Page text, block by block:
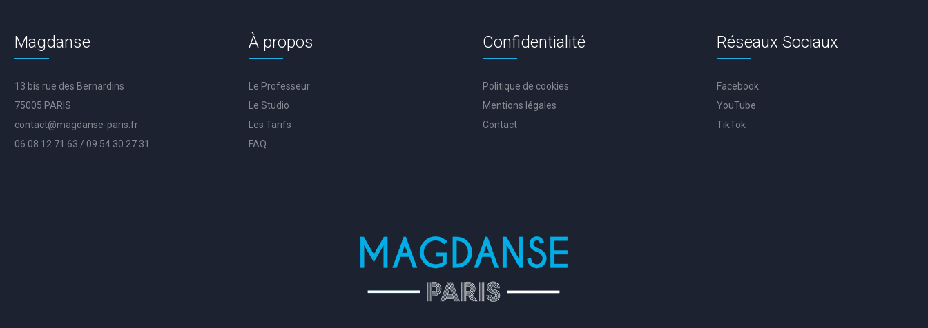
Magdanse
13 bis rue des Bernardins
75005 PARIS
contact@magdanse-paris.fr
06 08 12 71 63 / 09 54 30 27 31
À propos
Le Professeur
Le Studio
Les Tarifs
FAQ
Confidentialité
Politique de cookies
Mentions légales
Contact
Réseaux Sociaux
Facebook
YouTube
TikTok